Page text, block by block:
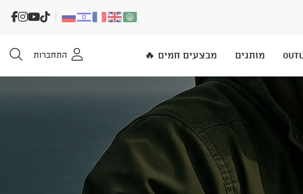
מותגים מבצעים חמים 🔥 התחברות